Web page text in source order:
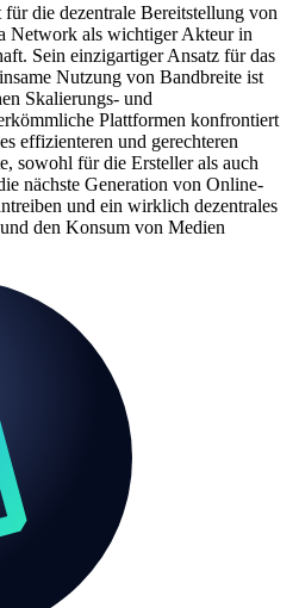
die dezentrale Bereitstellung von
Network als wichtiger Akteur in
Sein einzigartiger Ansatz für das
Nutzung von Bandbreite ist
Skalierungs- und
Plattformen konfrontiert
effizienteren und gerechteren
sowohl für die Ersteller als auch
nächste Generation von Online-
und ein wirklich dezentrales
den Konsum von Medien